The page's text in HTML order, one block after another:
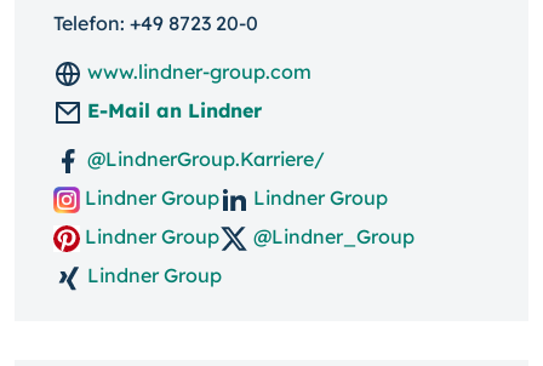
Telefon: +49 8723 20-0
www.lindner-group.com
E-Mail an Lindner
@LindnerGroup.Karriere/
Lindner Group
Lindner Group
Lindner Group
@Lindner_Group
Lindner Group